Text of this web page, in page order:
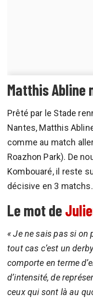
Matthis Abline
Prêté par le Stade
Nantes, Matthis
comme au match
Roazhon Park). De
Kombouaré, il reste
décisive en 3 matchs.
Le mot de
« Je ne sais pas si on
tout cas c’est un
comporte en terme
d’intensité, de
ceux qui sont là au